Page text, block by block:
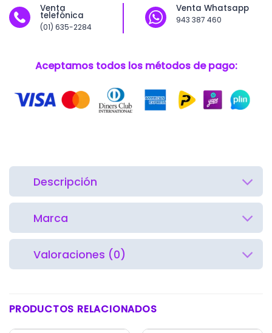
Venta
telefónica
(01) 635-2284
Venta Whatsapp
943 387 460
Aceptamos todos los métodos de pago:
Descripción
Marca
Valoraciones (0)
PRODUCTOS RELACIONADOS